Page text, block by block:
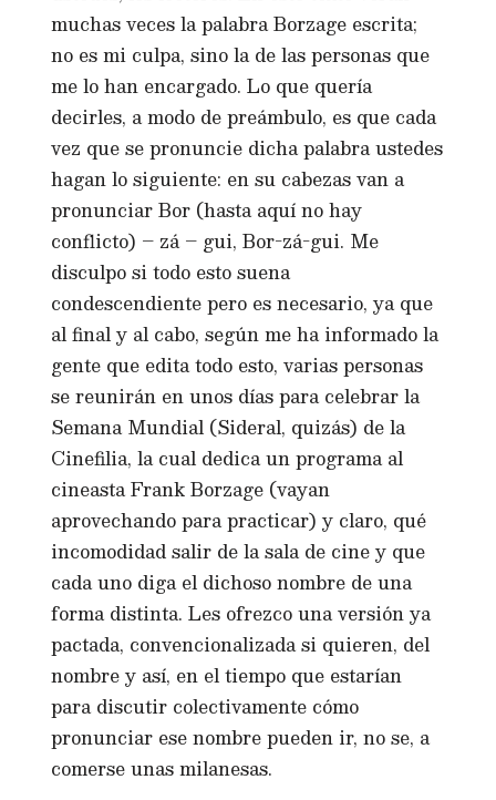
muchas veces la palabra Borzage escrita;
no es mi culpa, sino la de las personas que
me lo han encargado. Lo que quería
decirles, a modo de preámbulo, es que cada
vez que se pronuncie dicha palabra ustedes
hagan lo siguiente: en su cabezas van a
pronunciar Bor (hasta aquí no hay
conflicto) – zá – gui, Bor-zá-gui. Me
disculpo si todo esto suena
condescendiente pero es necesario, ya que
al final y al cabo, según me ha informado la
gente que edita todo esto, varias personas
se reunirán en unos días para celebrar la
Semana Mundial (Sideral, quizás) de la
Cinefilia, la cual dedica un programa al
cineasta Frank Borzage (vayan
aprovechando para practicar) y claro, qué
incomodidad salir de la sala de cine y que
cada uno diga el dichoso nombre de una
forma distinta. Les ofrezco una versión ya
pactada, convencionalizada si quieren, del
nombre y así, en el tiempo que estarían
para discutir colectivamente cómo
pronunciar ese nombre pueden ir, no se, a
comerse unas milanesas.